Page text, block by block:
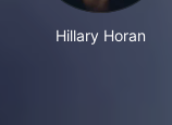
Hillary Horan